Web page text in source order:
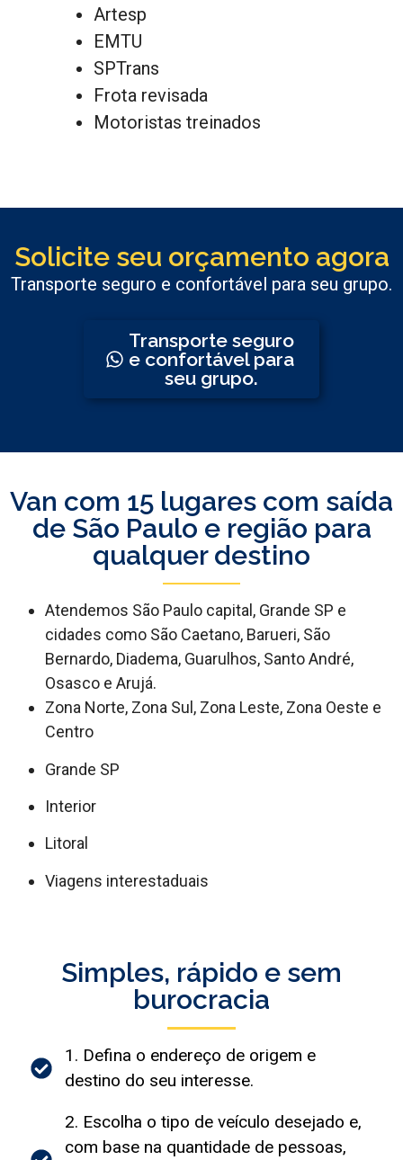
Artesp
EMTU
SPTrans
Frota revisada
Motoristas treinados
Solicite seu orçamento agora
Transporte seguro e confortável para seu grupo.
Transporte seguro
e confortável para
seu grupo.
Van com 15 lugares com saída
de São Paulo e região para
qualquer destino
Atendemos São Paulo capital, Grande SP e
cidades como São Caetano, Barueri, São
Bernardo, Diadema, Guarulhos, Santo André,
Osasco e Arujá.
Zona Norte, Zona Sul, Zona Leste, Zona Oeste e
Centro
Grande SP
Interior
Litoral
Viagens interestaduais
Simples, rápido e sem
burocracia
1. Defina o endereço de origem e
destino do seu interesse.
2. Escolha o tipo de veículo desejado e,
com base na quantidade de pessoas,